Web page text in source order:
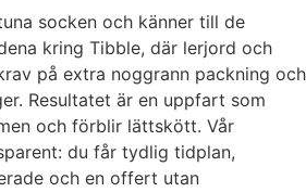
socken och känner till de
kring Tibble, där lerjord och
på extra noggrann packning och
Resultatet är en uppfart som
och förblir lättskött. Vår
du får tydlig tidplan,
och en offert utan